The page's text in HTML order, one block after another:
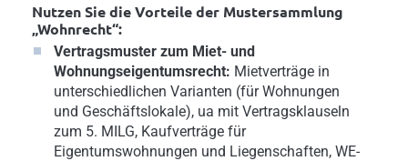
Nutzen Sie die Vorteile der Mustersammlung
„Wohnrecht“:
Vertragsmuster zum Miet- und
Wohnungseigentumsrecht: Mietverträge in
unterschiedlichen Varianten (für Wohnungen
und Geschäftslokale), ua mit Vertragsklauseln
zum 5. MILG, Kaufverträge für
Eigentumswohnungen und Liegenschaften, WE-